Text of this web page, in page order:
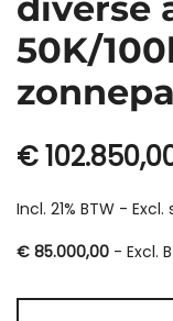
50K/
€
Incl. 21% BTW - Excl.
€ 85.000,00 - Excl.